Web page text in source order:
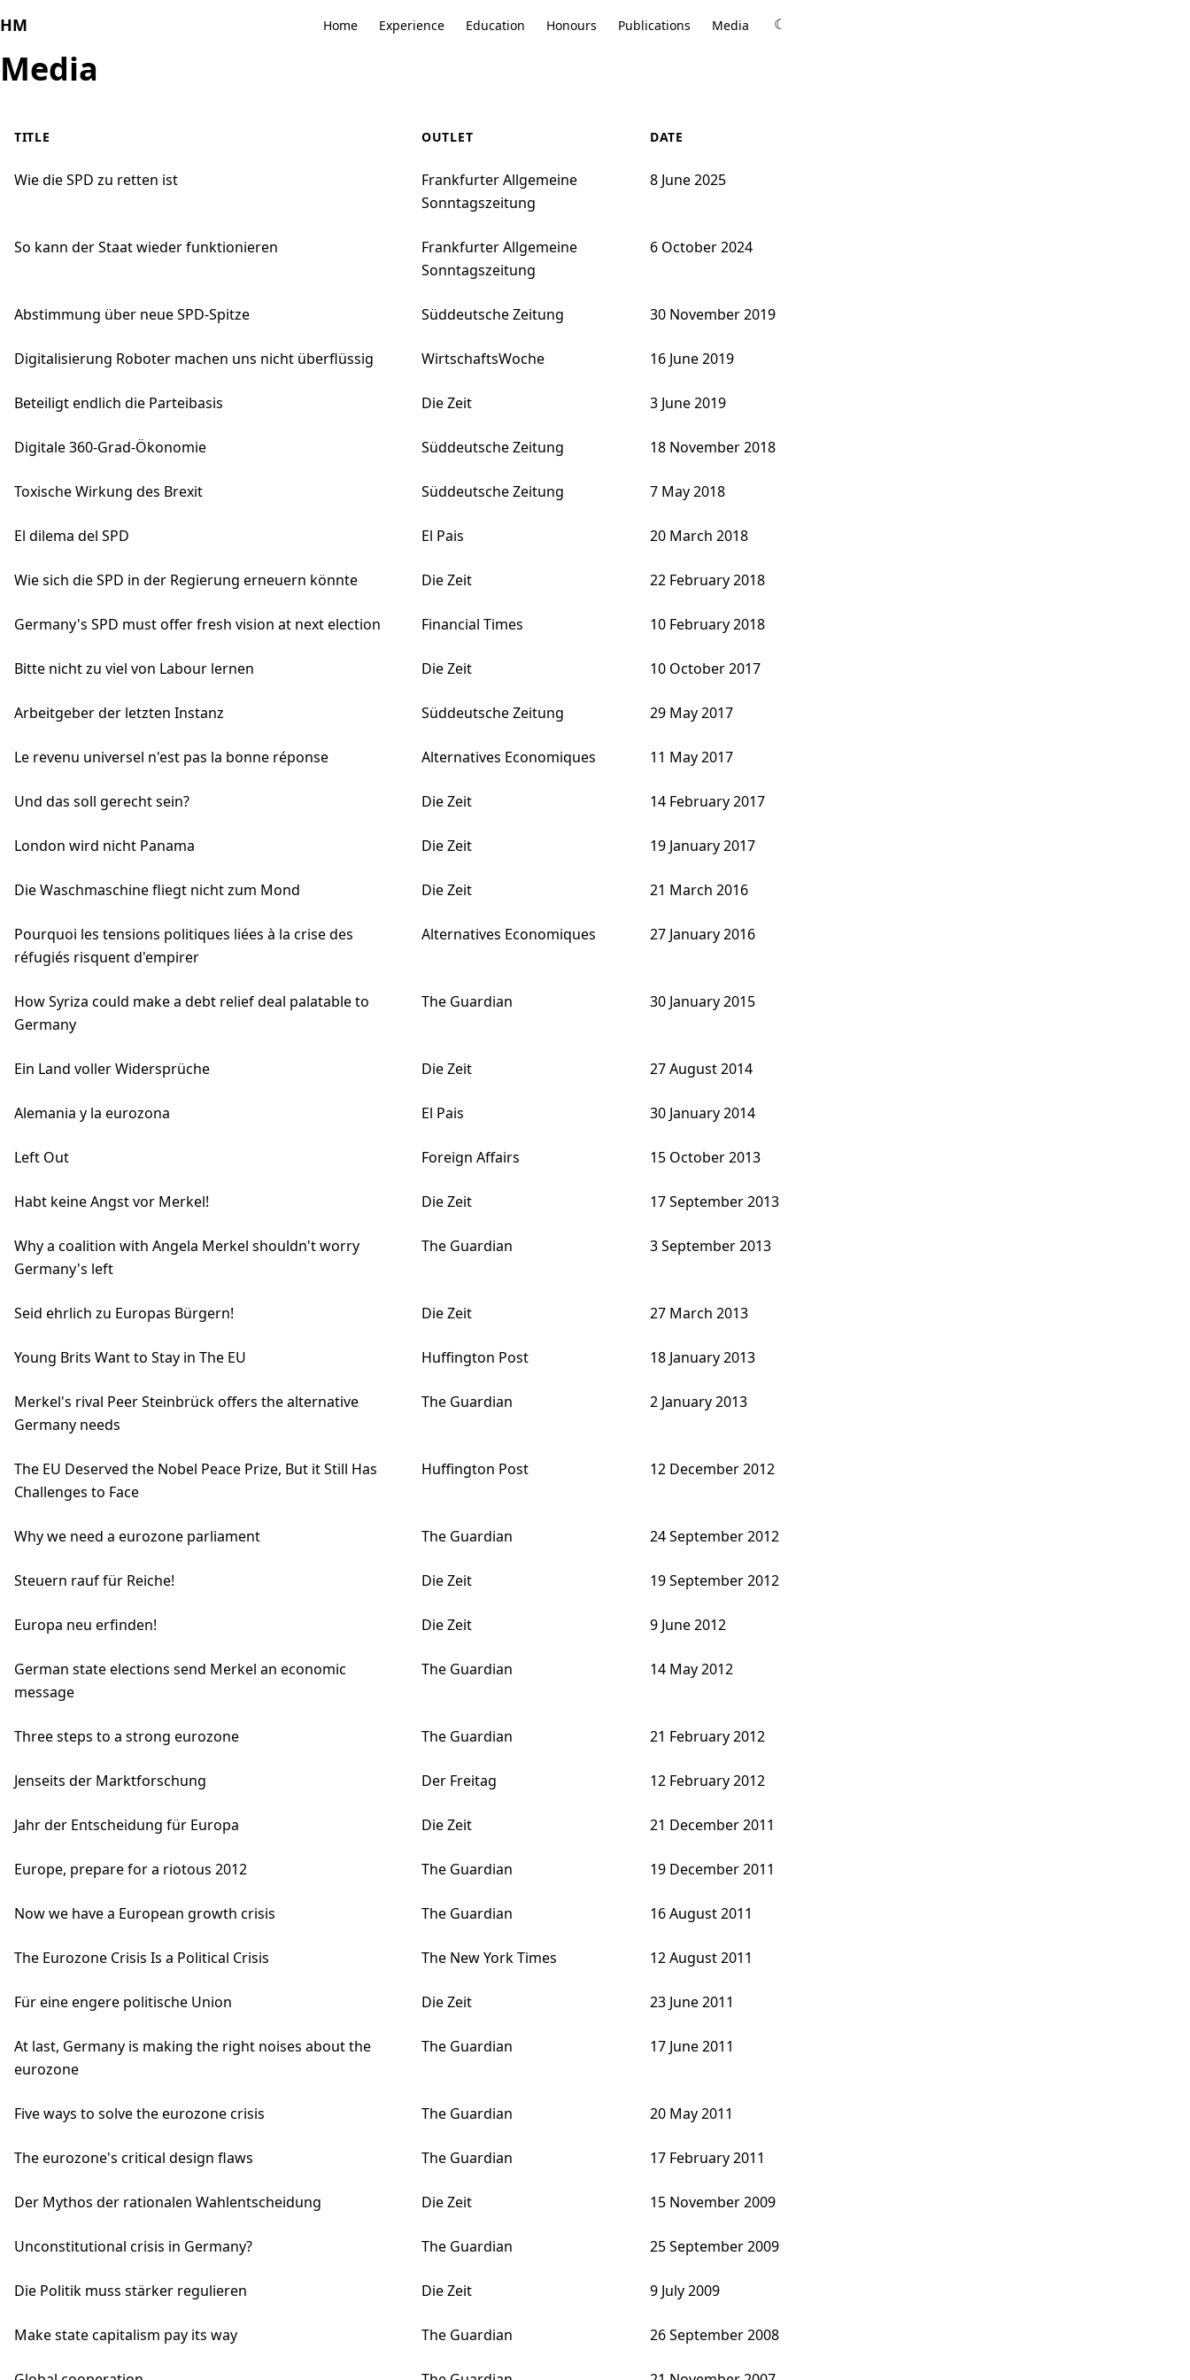
HM Home Experience Education Honours Publications Media ☾
Media
TITLE OUTLET DATE
Wie die SPD zu retten ist
Frankfurter Allgemeine
Sonntagszeitung
8 June 2025
So kann der Staat wieder funktionieren
Frankfurter Allgemeine
Sonntagszeitung
6 October 2024
Abstimmung über neue SPD-Spitze Süddeutsche Zeitung 30 November 2019
Digitalisierung Roboter machen uns nicht überflüssig WirtschaftsWoche 16 June 2019
Beteiligt endlich die Parteibasis Die Zeit 3 June 2019
Digitale 360-Grad-Ökonomie Süddeutsche Zeitung 18 November 2018
Toxische Wirkung des Brexit Süddeutsche Zeitung 7 May 2018
El dilema del SPD El Pais 20 March 2018
Wie sich die SPD in der Regierung erneuern könnte Die Zeit 22 February 2018
Germany's SPD must offer fresh vision at next election Financial Times 10 February 2018
Bitte nicht zu viel von Labour lernen Die Zeit 10 October 2017
Arbeitgeber der letzten Instanz Süddeutsche Zeitung 29 May 2017
Le revenu universel n'est pas la bonne réponse Alternatives Economiques 11 May 2017
Und das soll gerecht sein? Die Zeit 14 February 2017
London wird nicht Panama Die Zeit 19 January 2017
Die Waschmaschine fliegt nicht zum Mond Die Zeit 21 March 2016
Pourquoi les tensions politiques liées à la crise des
réfugiés risquent d'empirer
Alternatives Economiques 27 January 2016
How Syriza could make a debt relief deal palatable to
Germany
The Guardian 30 January 2015
Ein Land voller Widersprüche Die Zeit 27 August 2014
Alemania y la eurozona El Pais 30 January 2014
Left Out Foreign Affairs 15 October 2013
Habt keine Angst vor Merkel! Die Zeit 17 September 2013
Why a coalition with Angela Merkel shouldn't worry
Germany's left
The Guardian 3 September 2013
Seid ehrlich zu Europas Bürgern! Die Zeit 27 March 2013
Young Brits Want to Stay in The EU Huffington Post 18 January 2013
Merkel's rival Peer Steinbrück offers the alternative
Germany needs
The Guardian 2 January 2013
The EU Deserved the Nobel Peace Prize, But it Still Has
Challenges to Face
Huffington Post 12 December 2012
Why we need a eurozone parliament The Guardian 24 September 2012
Steuern rauf für Reiche! Die Zeit 19 September 2012
Europa neu erfinden! Die Zeit 9 June 2012
German state elections send Merkel an economic
message
The Guardian 14 May 2012
Three steps to a strong eurozone The Guardian 21 February 2012
Jenseits der Marktforschung Der Freitag 12 February 2012
Jahr der Entscheidung für Europa Die Zeit 21 December 2011
Europe, prepare for a riotous 2012 The Guardian 19 December 2011
Now we have a European growth crisis The Guardian 16 August 2011
The Eurozone Crisis Is a Political Crisis The New York Times 12 August 2011
Für eine engere politische Union Die Zeit 23 June 2011
At last, Germany is making the right noises about the
eurozone
The Guardian 17 June 2011
Five ways to solve the eurozone crisis The Guardian 20 May 2011
The eurozone's critical design flaws The Guardian 17 February 2011
Der Mythos der rationalen Wahlentscheidung Die Zeit 15 November 2009
Unconstitutional crisis in Germany? The Guardian 25 September 2009
Die Politik muss stärker regulieren Die Zeit 9 July 2009
Make state capitalism pay its way The Guardian 26 September 2008